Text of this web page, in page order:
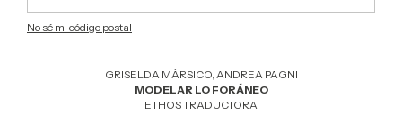
No sé mi código postal
GRISELDA MÁRSICO, ANDREA PAGNI
MODELAR LO FORÁNEO
ETHOS TRADUCTORA